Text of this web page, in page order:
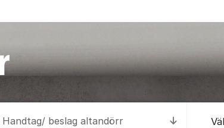
Till
Handtag/ beslag altandörr